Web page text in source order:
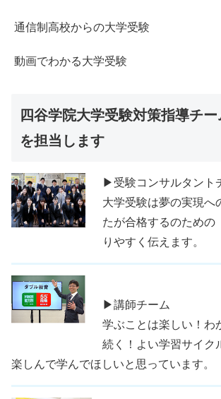
通信制高校からの大学受験
動画でわかる大学受験
四谷学院大学受験対策指導チ
を担当します
▶受験コンサルタント
大学受験は夢の実現へ
たが合格するのための
りやすく伝えます。
▶講師チーム
学ぶことは楽しい！
続く！よい学習サイク
楽しんで学んでほしいと思っています。